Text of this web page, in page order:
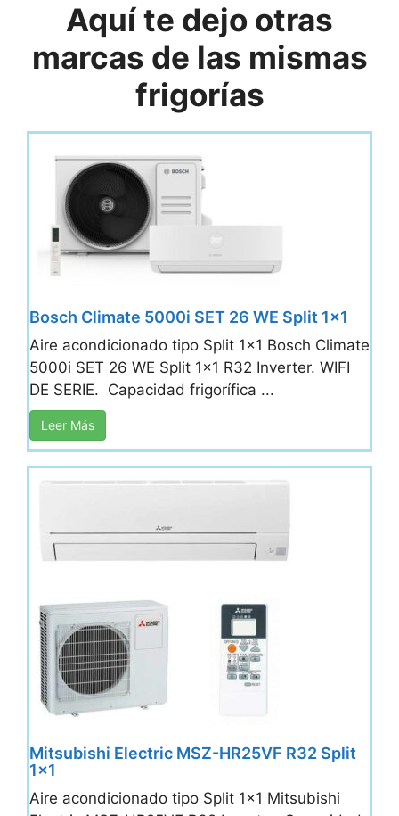
Aquí te dejo otras
marcas de las mismas
frigorías
Bosch Climate 5000i SET 26 WE Split 1×1
Aire acondicionado tipo Split 1x1 Bosch Climate
5000i SET 26 WE Split 1x1 R32 Inverter. WIFI
DE SERIE. Capacidad frigorífica ...
Leer Más
Mitsubishi Electric MSZ-HR25VF R32 Split
1×1
Aire acondicionado tipo Split 1x1 Mitsubishi